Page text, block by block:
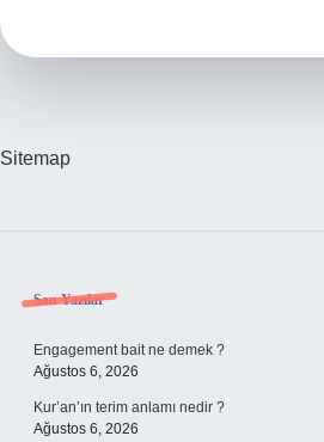
Sitemap
Sidebar
Son Yazılar
Engagement bait ne demek ?
Ağustos 6, 2026
Kur’an’ın terim anlamı nedir ?
Ağustos 6, 2026